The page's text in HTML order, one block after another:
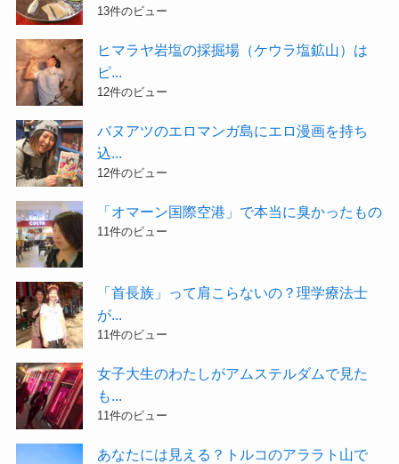
13件のビュー
ヒマラヤ岩塩の採掘場（ケウラ塩鉱山）は
ピ...
12件のビュー
バヌアツのエロマンガ島にエロ漫画を持ち
込...
12件のビュー
「オマーン国際空港」で本当に臭かったもの
11件のビュー
「首長族」って肩こらないの？理学療法士
が...
11件のビュー
女子大生のわたしがアムステルダムで見た
も...
11件のビュー
あなたには見える？トルコのアララト山で